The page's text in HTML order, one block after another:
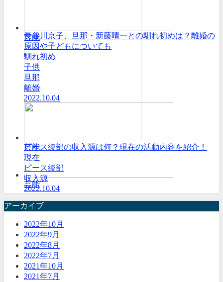
芸能
芸能
長谷川京子、旦那・新藤晴一との馴れ初めは？離婚の
原因や子どもについても
馴れ初め
子供
旦那
離婚
2022.10.04
芸能
ピース綾部の収入源は何？現在の活動内容を紹介！
現在
ピース綾部
収入源
2022.10.04
アーカイブ
2022年10月
2022年9月
2022年8月
2022年7月
2021年10月
2021年7月